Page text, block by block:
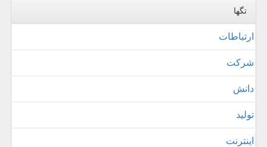
تگها
ارتباطات
شركت
دانش
تولید
اینترنت